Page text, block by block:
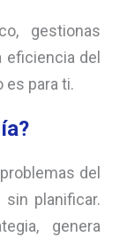
gestionas
del
es para ti.
del
planificar.
genera